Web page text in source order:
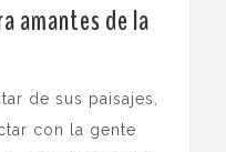
amantes de la
de sus paisajes,
con la gente